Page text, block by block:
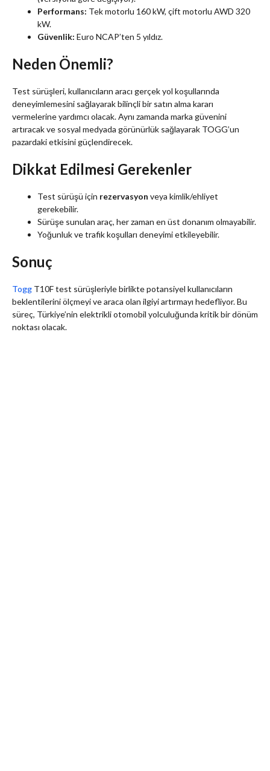
Performans: Tek motorlu 160 kW, çift motorlu AWD 320
kW.
Güvenlik: Euro NCAP’ten 5 yıldız.
Neden Önemli?
Test sürüşleri, kullanıcıların aracı gerçek yol koşullarında
deneyimlemesini sağlayarak bilinçli bir satın alma kararı
vermelerine yardımcı olacak. Aynı zamanda marka güvenini
artıracak ve sosyal medyada görünürlük sağlayarak TOGG’un
pazardaki etkisini güçlendirecek.
Dikkat Edilmesi Gerekenler
Test sürüşü için rezervasyon veya kimlik/ehliyet
gerekebilir.
Sürüşe sunulan araç, her zaman en üst donanım olmayabilir.
Yoğunluk ve trafik koşulları deneyimi etkileyebilir.
Sonuç
Togg T10F test sürüşleriyle birlikte potansiyel kullanıcıların
beklentilerini ölçmeyi ve araca olan ilgiyi artırmayı hedefliyor. Bu
süreç, Türkiye’nin elektrikli otomobil yolculuğunda kritik bir dönüm
noktası olacak.